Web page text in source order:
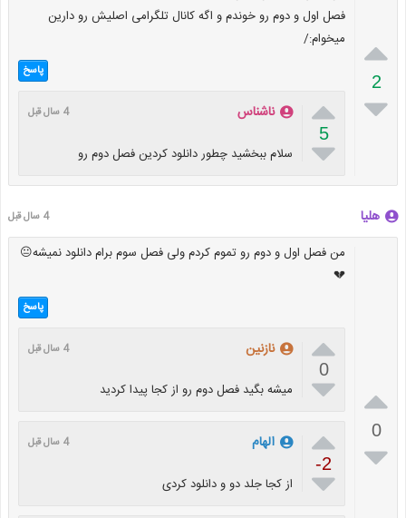

2

فصل اول و دوم رو خوندم و اگه کانال تلگرامی اصلیش رو دارین
میخوام:/
پاسخ

5

ناشناس 4 سال قبل
سلام ببخشید چطور دانلود کردین فصل دوم رو
هلیا 4 سال قبل

0

من فصل اول و دوم رو تموم کردم ولی فصل سوم برام دانلود نمیشه😐
💔
پاسخ

0

نازنین 4 سال قبل
میشه بگید فصل دوم رو از کجا پیدا کردید

-2

الهام 4 سال قبل
از کجا جلد دو و دانلود کردی